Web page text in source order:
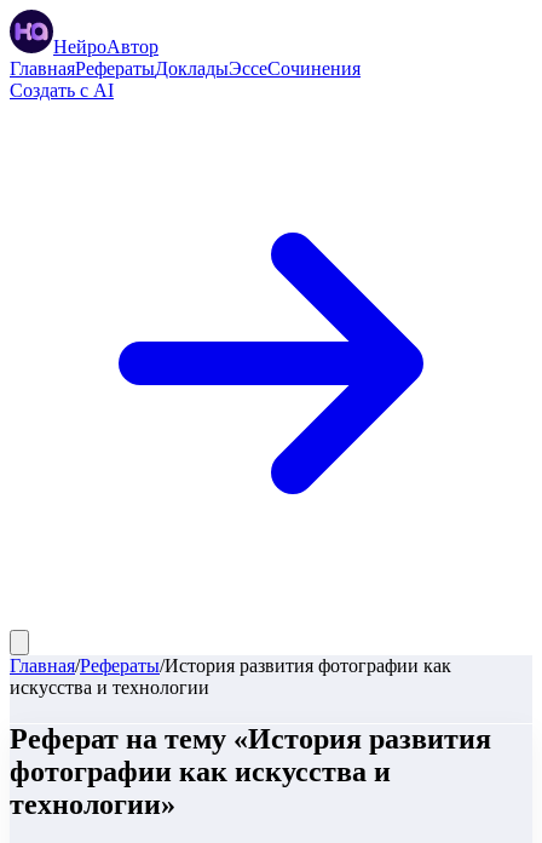
НейроАвтор
ГлавнаяРефератыДокладыЭссеСочинения
Создать с AI
Главная/Рефераты/История развития фотографии как
искусства и технологии
Реферат на тему «История развития
фотографии как искусства и
технологии»